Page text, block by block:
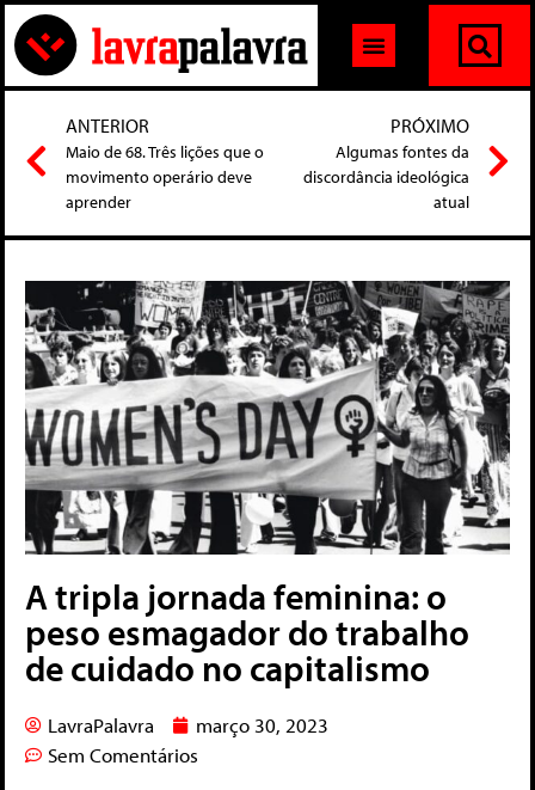
ANTERIOR
Maio de 68. Três lições que o
movimento operário deve
aprender
PRÓXIMO
Algumas fontes da
discordância ideológica
atual
A tripla jornada feminina: o
peso esmagador do trabalho
de cuidado no capitalismo
LavraPalavra
março 30, 2023
Sem Comentários